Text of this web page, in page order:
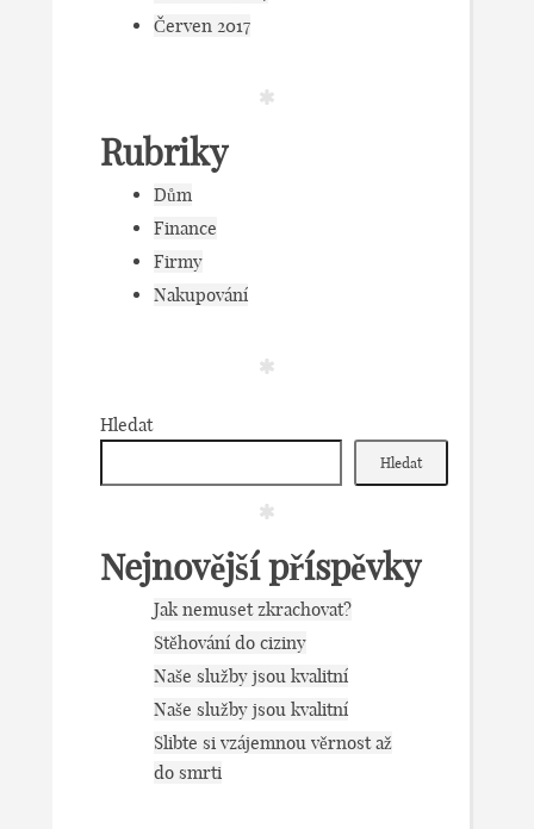
Červen 2017
Rubriky
Dům
Finance
Firmy
Nakupování
Hledat
Hledat
Nejnovější příspěvky
Jak nemuset zkrachovat?
Stěhování do ciziny
Naše služby jsou kvalitní
Naše služby jsou kvalitní
Slibte si vzájemnou věrnost až
do smrti